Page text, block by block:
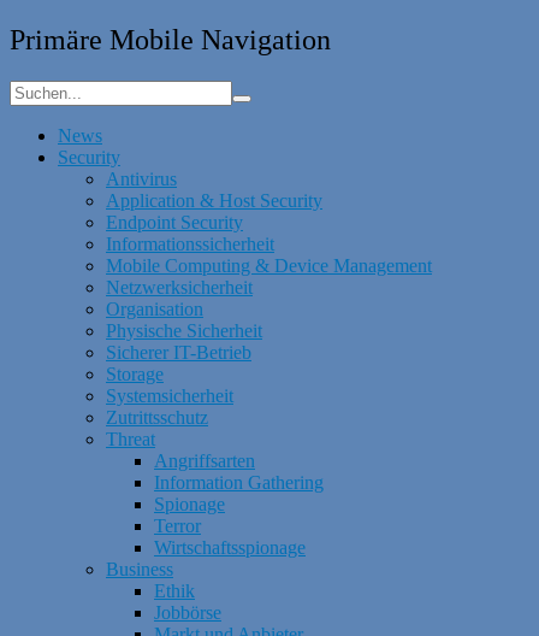
Primäre Mobile Navigation
News
Security
Antivirus
Application & Host Security
Endpoint Security
Informationssicherheit
Mobile Computing & Device Management
Netzwerksicherheit
Organisation
Physische Sicherheit
Sicherer IT-Betrieb
Storage
Systemsicherheit
Zutrittsschutz
Threat
Angriffsarten
Information Gathering
Spionage
Terror
Wirtschaftsspionage
Business
Ethik
Jobbörse